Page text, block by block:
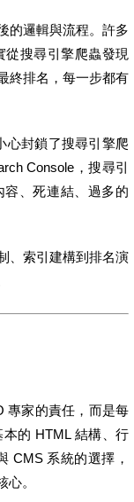
的邏輯與流程。許多
從搜尋引擎爬蟲發現
終排名，每一步都有
心封鎖了搜尋引擎爬
Console，搜尋引
、死連結、過多的
、索引建構到排名演
專家的責任，而是每
的 HTML 結構、行
CMS 系統的選擇，
。